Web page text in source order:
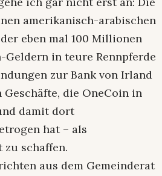
amerikanisch-arabischen
eben mal 100 Millionen
in teure Rennpferde
zur Bank von Irland
die OneCoin in
damit dort
hat – als
schaffen.
aus dem Gemeinderat